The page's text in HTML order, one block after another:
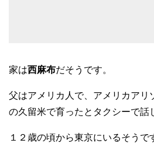
家は西麻布だそうです。
父はアメリカ人で、アメリカアリ
の久留米で育ったとタクシーで話
１２歳の頃から東京にいるそうで